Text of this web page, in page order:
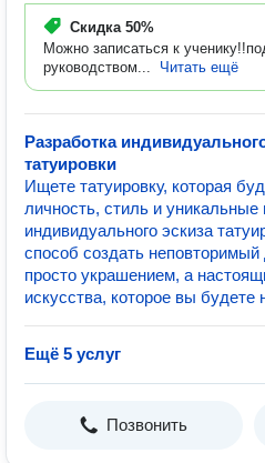
Скидка 50%
Можно записаться к
руководством...
Читать ещё
Разработка
татуировки
Ищете татуировку, которая
личность, стиль и
индивидуального эскиза
способ создать неповторимый
просто украшением, а
искусства, которое вы будете
Ещё 5 услуг
Позвонить